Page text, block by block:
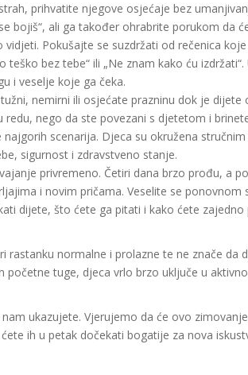
prihvatite njegove osjećaje bez
bojiš“, ali ga također ohrabrite porukom da
Pokušajte se suzdržati od rečenica
teško bez tebe“ ili „Ne znam kako ću
i veselje koje ga čeka.
nemirni ili osjećate prazninu dok je dijete
redu, nego da ste povezani s djetetom i
scenarija. Djeca su okružena
sigurnost i zdravstveno stanje.
privremeno. Četiri dana brzo prođu, a
i novim pričama. Veselite se ponovnom
dijete, što ćete ga pitati i kako ćete zajedno
rastanku normalne i prolazne te ne znače da
početne tuge, djeca vrlo brzo uključe u
ukazujete. Vjerujemo da će ovo
ih u petak dočekati bogatije za nova